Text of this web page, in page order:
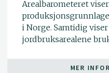
Arealbarometeret viser
i Norge. Samtidig
jordbruksarealene
MER